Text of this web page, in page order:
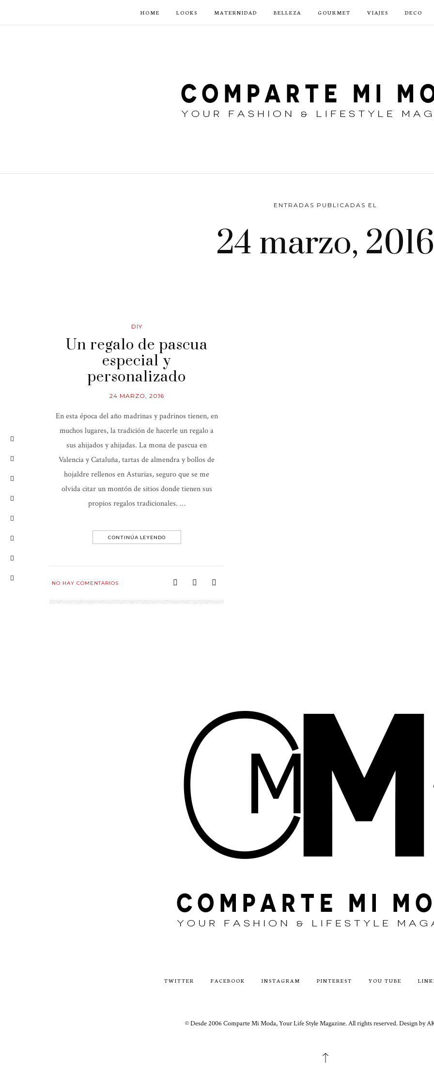
HOME LOOKS MATERNIDAD BELLEZA GOURMET VIAJES DECO
ENTRADAS PUBLICADAS EL
24 marzo, 2016
DIY
Un regalo de pascua
especial y
personalizado
24 MARZO, 2016
En esta época del año madrinas y padrinos tienen, en
muchos lugares, la tradición de hacerle un regalo a
sus ahijados y ahijadas. La mona de pascua en
Valencia y Cataluña, tartas de almendra y bollos de
hojaldre rellenos en Asturias, seguro que se me
olvida citar un montón de sitios donde tienen sus
propios regalos tradicionales. …
CONTINÚA LEYENDO
NO HAY COMENTARIOS
TWITTER FACEBOOK INSTAGRAM PINTEREST YOU TUBE
© Desde 2006 Comparte Mi Moda, Your Life Style Magazine. All rights reserved. Design by